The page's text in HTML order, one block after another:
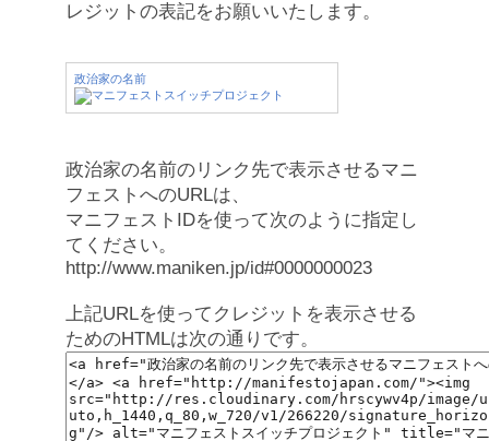
レジットの表記をお願いいたします。
政治家の名前
政治家の名前のリンク先で表示させるマニ
フェストへのURLは、
マニフェストIDを使って次のように指定し
てください。
http://www.maniken.jp/id#0000000023
上記URLを使ってクレジットを表示させる
ためのHTMLは次の通りです。